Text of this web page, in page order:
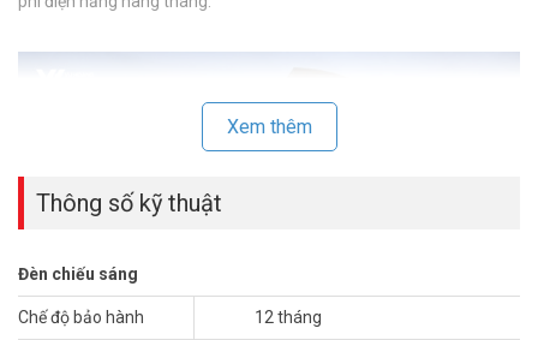
Xem thêm
Thông số kỹ thuật
Đèn chiếu sáng
Chế độ bảo hành 12 tháng